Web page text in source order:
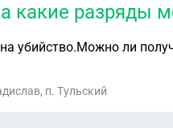
какие разряды
убийство.Можно ли
п. Тульский